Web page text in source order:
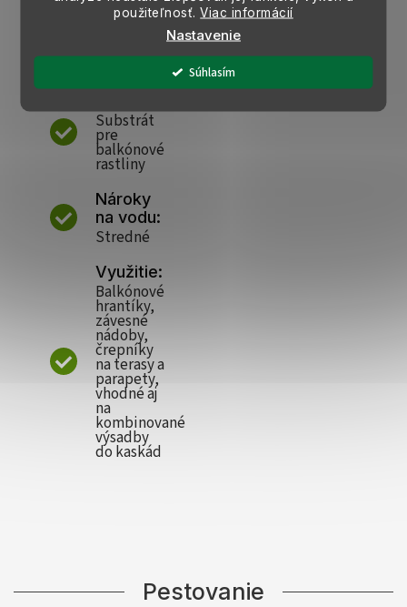
použiteľnosť.Viac informácií
Nastavenie
Súhlasím
rastlinam
Substrát
pre
balkónové
rastliny
Nároky
na vodu:
Stredné
Využitie:
Balkónové
hrantíky,
závesné
nádoby,
črepníky
na terasy a
parapety,
vhodné aj
na
kombinované
výsadby
do kaskád
Pestovanie